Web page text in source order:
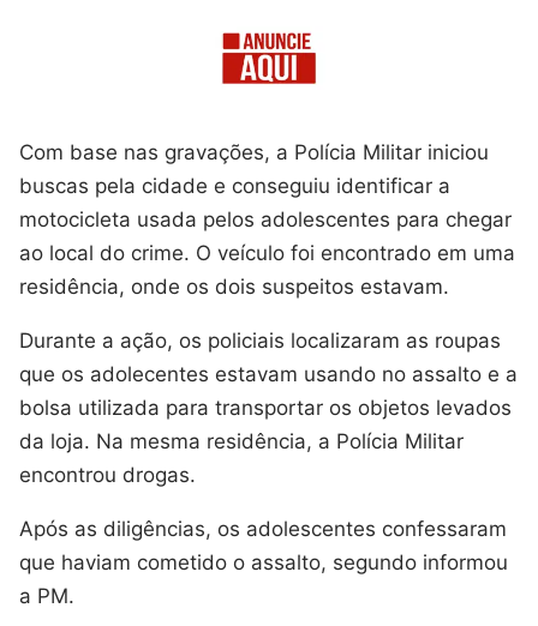
Com base nas gravações, a Polícia Militar iniciou
buscas pela cidade e conseguiu identificar a
motocicleta usada pelos adolescentes para chegar
ao local do crime. O veículo foi encontrado em uma
residência, onde os dois suspeitos estavam.
Durante a ação, os policiais localizaram as roupas
que os adolecentes estavam usando no assalto e a
bolsa utilizada para transportar os objetos levados
da loja. Na mesma residência, a Polícia Militar
encontrou drogas.
Após as diligências, os adolescentes confessaram
que haviam cometido o assalto, segundo informou
a PM.